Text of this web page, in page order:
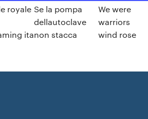
royale
ita
Se la pompa
dellautoclave
non stacca
We were
warriors
wind rose